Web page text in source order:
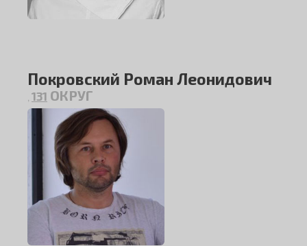
Покровский Роман Леонидович
131 ОКРУГ